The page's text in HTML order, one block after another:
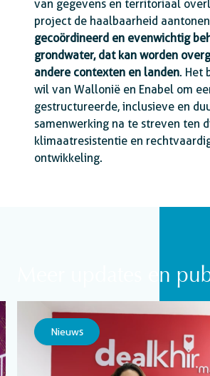
van gegevens en territoriaal
project de haalbaarheid
gecoördineerd en evenwichtig
grondwater, dat kan worden
andere contexten en landen. Het
wil van Wallonië en Enabel om
gestructureerde, inclusieve en
samenwerking na te streven ten
klimaatresistentie en
ontwikkeling.
Meer updates en
Nieuws